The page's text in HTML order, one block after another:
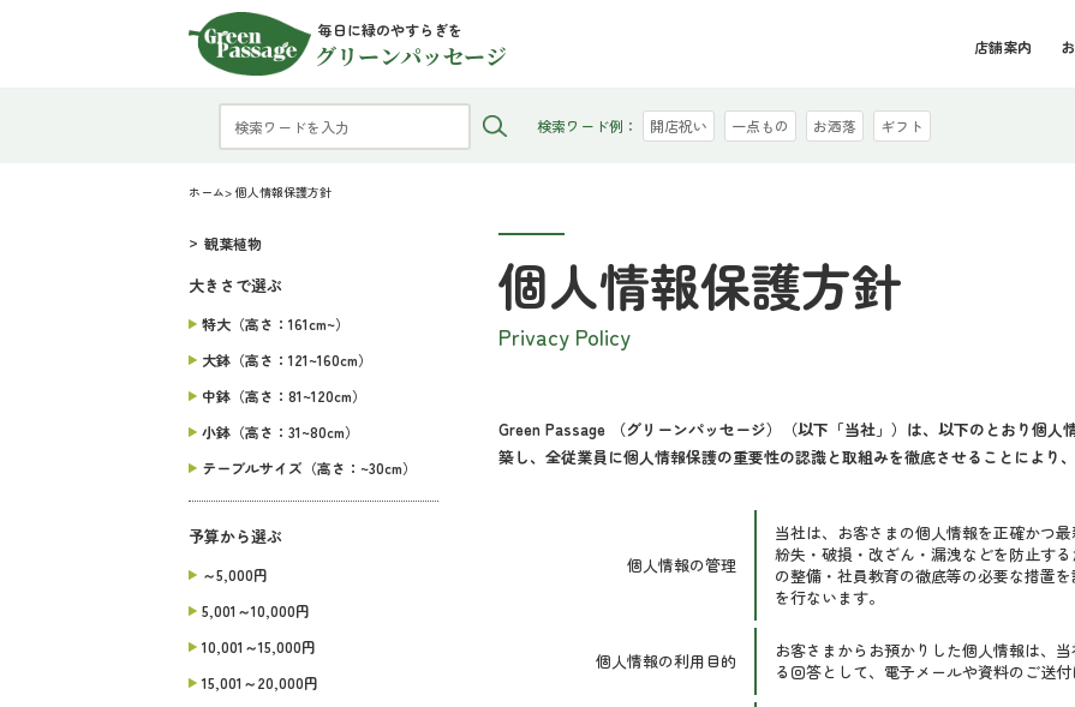
毎日に緑のやすらぎを
グリーンパッセージ 店舗案内
検索ワード例： 開店祝い 一点もの お洒落 ギフト
ホーム> 個人情報保護方針
観葉植物
大きさで選ぶ
特大（高さ：161cm~）
大鉢（高さ：121~160cm）
中鉢（高さ：81~120cm）
小鉢（高さ：31~80cm）
テーブルサイズ（高さ：~30cm）
予算から選ぶ
～5,000円
5,001～10,000円
10,001～15,000円
15,001～20,000円
個人情報保護方針
Privacy Policy
Green Passage （グリーンパッセージ）（以下「当社」）は、以下のとおり個
築し、全従業員に個人情報保護の重要性の認識と取組みを徹底させることにより
個人情報の管理
当社は、お客さまの個人情報を正確かつ
紛失・破損・改ざん・漏洩などを防止す
の整備・社員教育の徹底等の必要な措置
を行ないます。
個人情報の利用目的
お客さまからお預かりした個人情報は、
る回答として、電子メールや資料のご送付